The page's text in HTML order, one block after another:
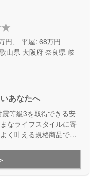
円、 平屋: 68万円
山県 大阪府 奈良県 岐
あなたへ
震等級3を取得できる安
なライフスタイルに寄
く叶える規格商品で